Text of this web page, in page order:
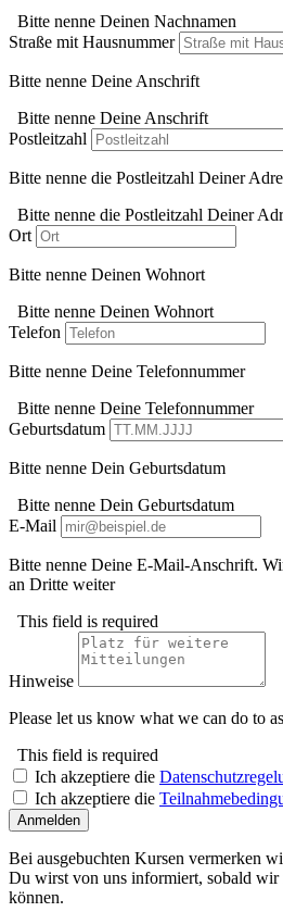
Bitte nenne Deinen Nachnamen
Straße mit Hausnummer
Bitte nenne Deine Anschrift
Bitte nenne Deine Anschrift
Postleitzahl
Bitte nenne die Postleitzahl Deiner
Bitte nenne die Postleitzahl Deiner
Ort
Bitte nenne Deinen Wohnort
Bitte nenne Deinen Wohnort
Telefon
Bitte nenne Deine Telefonnummer
Bitte nenne Deine Telefonnummer
Geburtsdatum
Bitte nenne Dein Geburtsdatum
Bitte nenne Dein Geburtsdatum
E-Mail
Bitte nenne Deine E-Mail-Anschrift.
an Dritte weiter
This field is required
Hinweise
Please let us know what we can do to
This field is required
Ich akzeptiere die
Ich akzeptiere die
Anmelden
Bei ausgebuchten Kursen vermerken
Du wirst von uns informiert, sobald
können.